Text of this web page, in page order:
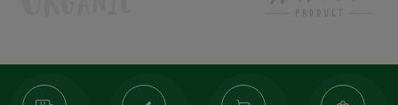
Transport
Produse